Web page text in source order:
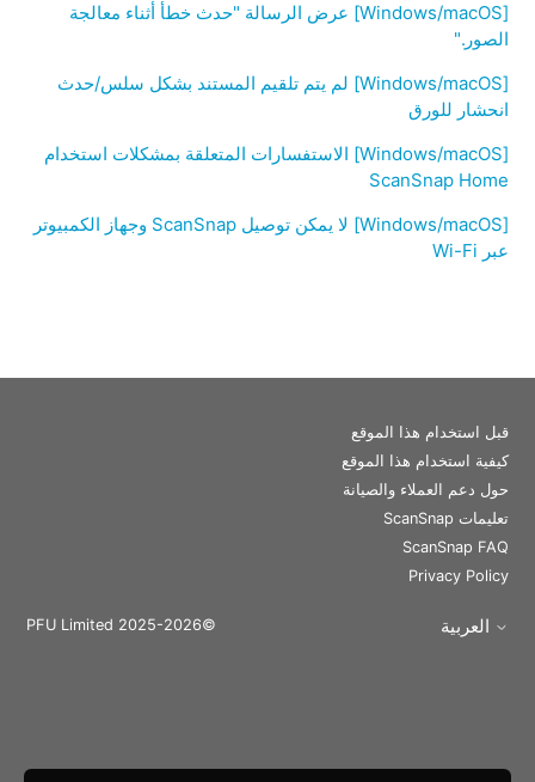
[Windows/macOS] عرض الرسالة "حدث خطأ أثناء معالجة
الصور."
[Windows/macOS] لم يتم تلقيم المستند بشكل سلس/حدث
انحشار للورق
[Windows/macOS] الاستفسارات المتعلقة بمشكلات استخدام
ScanSnap Home
[Windows/macOS] لا يمكن توصيل ScanSnap وجهاز الكمبيوتر
عبر Wi-Fi
قبل استخدام هذا الموقع
كيفية استخدام هذا الموقع
حول دعم العملاء والصيانة
تعليمات ScanSnap
ScanSnap FAQ
Privacy Policy
©PFU Limited 2025-2026